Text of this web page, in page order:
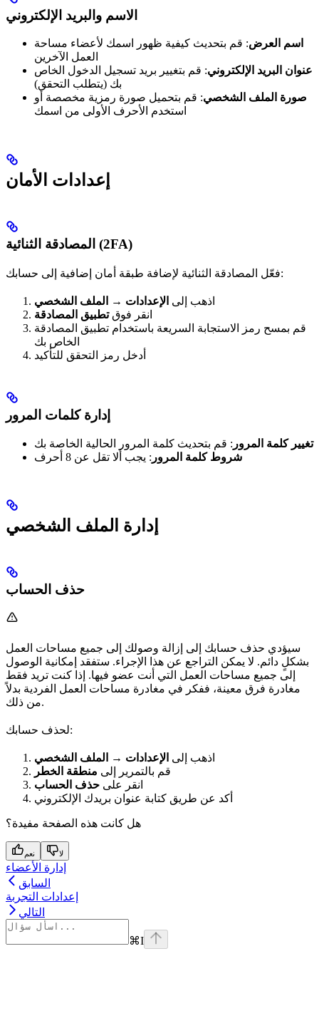
الاسم والبريد الإلكتروني
اسم العرض: قم بتحديث كيفية ظهور اسمك لأعضاء مساحة
العمل الآخرين
عنوان البريد الإلكتروني: قم بتغيير بريد تسجيل الدخول الخاص
بك (يتطلب التحقق)
صورة الملف الشخصي: قم بتحميل صورة رمزية مخصصة أو
استخدم الأحرف الأولى من اسمك
إعدادات الأمان
المصادقة الثنائية (2FA)
فعّل المصادقة الثنائية لإضافة طبقة أمان إضافية إلى حسابك:
اذهب إلى الإعدادات → الملف الشخصي
انقر فوقتطبيق المصادقة
قم بمسح رمز الاستجابة السريعة باستخدام تطبيق المصادقة
الخاص بك
أدخل رمز التحقق للتأكيد
إدارة كلمات المرور
تغيير كلمة المرور : قم بتحديث كلمة المرور الحالية الخاصة بك
شروط كلمة المرور : يجب ألا تقل عن 8 أحرف
إدارة الملف الشخصي
حذف الحساب
سيؤدي حذف حسابك إلى إزالة وصولك إلى جميع مساحات العمل
بشكلٍ دائم. لا يمكن التراجع عن هذا الإجراء. ستفقد إمكانية الوصول
إلى جميع مساحات العمل التي أنت عضو فيها. إذا كنت تريد فقط
مغادرة فرق معينة، ففكر في مغادرة مساحات العمل الفردية بدلاً
من ذلك.
لحذف حسابك:
اذهب إلى الإعدادات → الملف الشخصي
قم بالتمرير إلى منطقة الخطر
انقر على حذف الحساب
أكد عن طريق كتابة عنوان بريدك الإلكتروني
هل كانت هذه الصفحة مفيدة؟
نعم لا
إدارة الأعضاء
السابق
إعدادات التجربة
التالي
⌘I